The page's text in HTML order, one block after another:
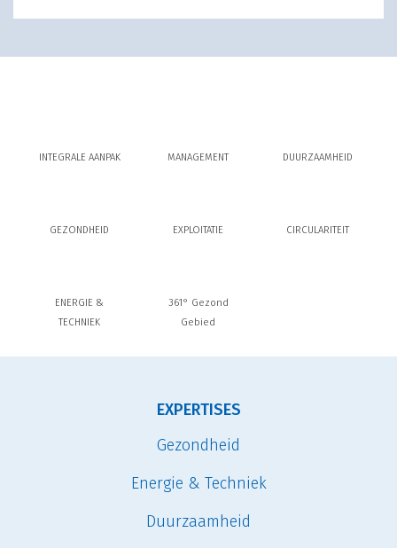
INTEGRALE AANPAK MANAGEMENT DUURZAAMHEID
GEZONDHEID EXPLOITATIE CIRCULARITEIT
ENERGIE &
TECHNIEK
361° Gezond
Gebied
EXPERTISES
Gezondheid
Energie & Techniek
Duurzaamheid